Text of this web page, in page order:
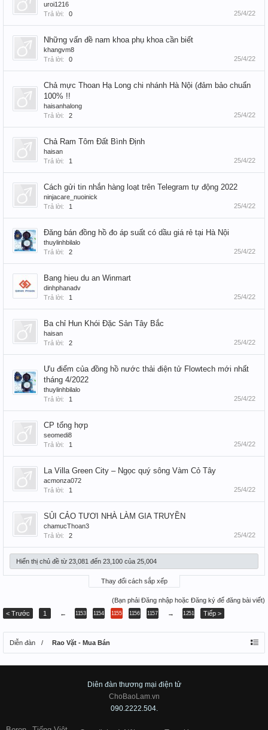
uroi1216
Trả lời:
0 25/4/22
Những vấn đề nam khoa phụ khoa cần biết
khangvm8
Trả lời:
0 25/4/22
Chả mực Thoan Hạ Long chi nhánh Hà Nội (đảm bảo chuẩn
100% !!
haisanhalong
Trả lời:
2 25/4/22
Chả Ram Tôm Đất Bình Định
haisan
Trả lời:
1 25/4/22
Cách gửi tin nhắn hàng loạt trên Telegram tự động 2022
ninjacare_nuoinick
Trả lời:
1 25/4/22
Đăng bán đồng hồ đo áp suất có dầu giá rẻ tại Hà Nội
thuylinhbilalo
Trả lời:
2 25/4/22
Bang hieu du an Winmart
dinhphanadv
Trả lời:
1 25/4/22
Ba chỉ Hun Khói Đặc Sản Tây Bắc
haisan
Trả lời:
2 25/4/22
Ưu điểm của đồng hồ nước thải điện tử Flowtech mới nhất
tháng 4/2022
thuylinhbilalo
Trả lời:
1 25/4/22
CP tổng hợp
seomedi8
Trả lời:
1 25/4/22
La Villa Green City – Ngọc quý sông Vàm Cỏ Tây
acmonza072
Trả lời:
1 25/4/22
SỦI CẢO TƯƠI NHÀ LÀM GIA TRUYỀN
chamucThoan3
Trả lời:
2 25/4/22
Hiển thị chủ đề từ 23,081 đến 23,100 của 25,004
Thay đổi cách sắp xếp
(Bạn phải Đăng nhập hoặc Đăng ký để đăng bài viết)
< Trước
1 ← 1153 1154 1155 1156 1157 → 1251 Tiếp >
Diễn đàn Rao Vặt - Mua Bán
Diên đàn thương mại điện tử
ChoBaoLam.vn
090.2222.504.